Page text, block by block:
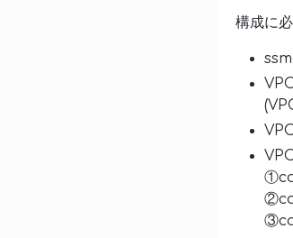
構成に